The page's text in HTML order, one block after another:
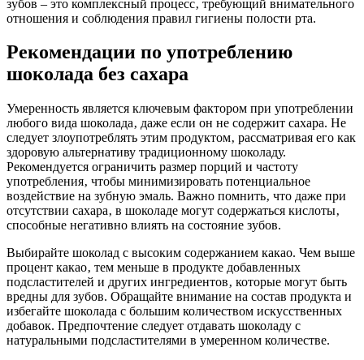
зубов – это комплексный процесс‚ требующий внимательного
отношения и соблюдения правил гигиены полости рта.
Рекомендации по употреблению
шоколада без сахара
Умеренность является ключевым фактором при употреблении
любого вида шоколада‚ даже если он не содержит сахара. Не
следует злоупотреблять этим продуктом‚ рассматривая его как
здоровую альтернативу традиционному шоколаду.
Рекомендуется ограничить размер порций и частоту
употребления‚ чтобы минимизировать потенциальное
воздействие на зубную эмаль. Важно помнить‚ что даже при
отсутствии сахара‚ в шоколаде могут содержаться кислоты‚
способные негативно влиять на состояние зубов.
Выбирайте шоколад с высоким содержанием какао. Чем выше
процент какао‚ тем меньше в продукте добавленных
подсластителей и других ингредиентов‚ которые могут быть
вредны для зубов. Обращайте внимание на состав продукта и
избегайте шоколада с большим количеством искусственных
добавок. Предпочтение следует отдавать шоколаду с
натуральными подсластителями в умеренном количестве.